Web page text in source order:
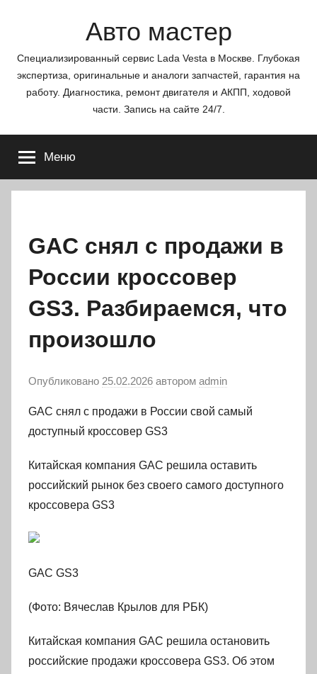
Авто мастер
Специализированный сервис Lada Vesta в Москве. Глубокая
экспертиза, оригинальные и аналоги запчастей, гарантия на
работу. Диагностика, ремонт двигателя и АКПП, ходовой
части. Запись на сайте 24/7.
Меню
GAC снял с продажи в
России кроссовер
GS3. Разбираемся, что
произошло
Опубликовано 25.02.2026 автором admin
GAC снял с продажи в России свой самый
доступный кроссовер GS3
Китайская компания GAC решила оставить
российский рынок без своего самого доступного
кроссовера GS3
GAC GS3
(Фото: Вячеслав Крылов для РБК)
Китайская компания GAC решила остановить
российские продажи кроссовера GS3. Об этом